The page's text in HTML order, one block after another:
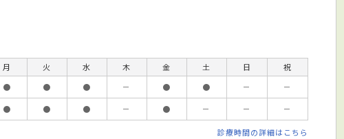
月 火 水 木 金 土 日
祝
● ● ● － ● ● －
－
● ● ● － ● － － －
診療時間の詳細はこちら